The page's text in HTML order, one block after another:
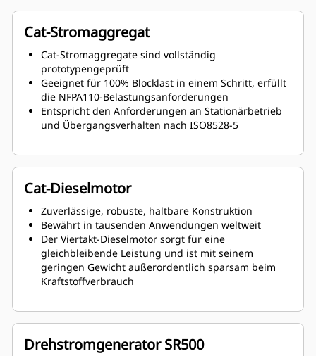
Cat-Stromaggregat
Cat-Stromaggregate sind vollständig
prototypengeprüft
Geeignet für 100% Blocklast in einem Schritt, erfüllt
die NFPA110-Belastungsanforderungen
Entspricht den Anforderungen an Stationärbetrieb
und Übergangsverhalten nach ISO8528-5
Cat-Dieselmotor
Zuverlässige, robuste, haltbare Konstruktion
Bewährt in tausenden Anwendungen weltweit
Der Viertakt-Dieselmotor sorgt für eine
gleichbleibende Leistung und ist mit seinem
geringen Gewicht außerordentlich sparsam beim
Kraftstoffverbrauch
Drehstromgenerator SR500